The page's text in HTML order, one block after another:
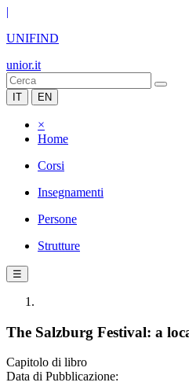
|
UNIFIND
unior.it
IT EN
×
Home
Corsi
Insegnamenti
Persone
Strutture
☰
The Salzburg Festival: a
Capitolo di libro
Data di Pubblicazione: